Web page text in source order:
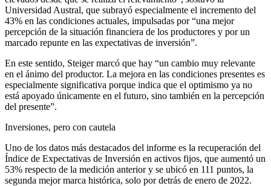
Universidad Austral, que subrayó especialmente el incremento del
43% en las condiciones actuales, impulsadas por “una mejor
percepción de la situación financiera de los productores y por un
marcado repunte en las expectativas de inversión”.
En este sentido, Steiger marcó que hay “un cambio muy relevante
en el ánimo del productor. La mejora en las condiciones presentes es
especialmente significativa porque indica que el optimismo ya no
está apoyado únicamente en el futuro, sino también en la percepción
del presente”.
Inversiones, pero con cautela
Uno de los datos más destacados del informe es la recuperación del
Índice de Expectativas de Inversión en activos fijos, que aumentó un
53% respecto de la medición anterior y se ubicó en 111 puntos, la
segunda mejor marca histórica, solo por detrás de enero de 2022.